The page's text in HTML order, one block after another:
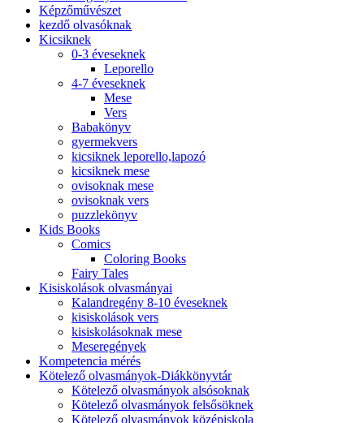
Képzőművészet
kezdő olvasóknak
Kicsiknek
0-3 éveseknek
Leporello
4-7 éveseknek
Mese
Vers
Babakönyv
gyermekvers
kicsiknek leporello,lapozó
kicsiknek mese
ovisoknak mese
ovisoknak vers
puzzlekönyv
Kids Books
Comics
Coloring Books
Fairy Tales
Kisiskolások olvasmányai
Kalandregény 8-10 éveseknek
kisiskolások vers
kisiskolásoknak mese
Meseregények
Kompetencia mérés
Kötelező olvasmányok-Diákkönyvtár
Kötelező olvasmányok alsósoknak
Kötelező olvasmányok felsősöknek
Kötelező olvasmányok középiskola